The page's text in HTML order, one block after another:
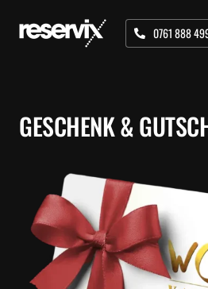
0761 888
GESCHENK &